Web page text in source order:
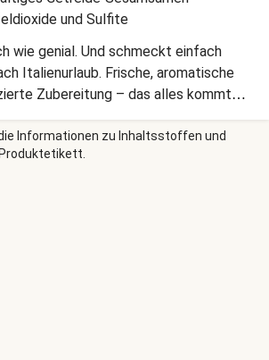
und Sulfite
wie genial. Und schmeckt einfach
Italienurlaub. Frische, aromatische
Zubereitung – das alles kommt
appetito!
Informationen zu Inhaltsstoffen und